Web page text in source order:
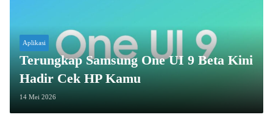
Aplikasi
Terungkap Samsung One UI 9 Beta Kini
Hadir Cek HP Kamu
14 Mei 2026